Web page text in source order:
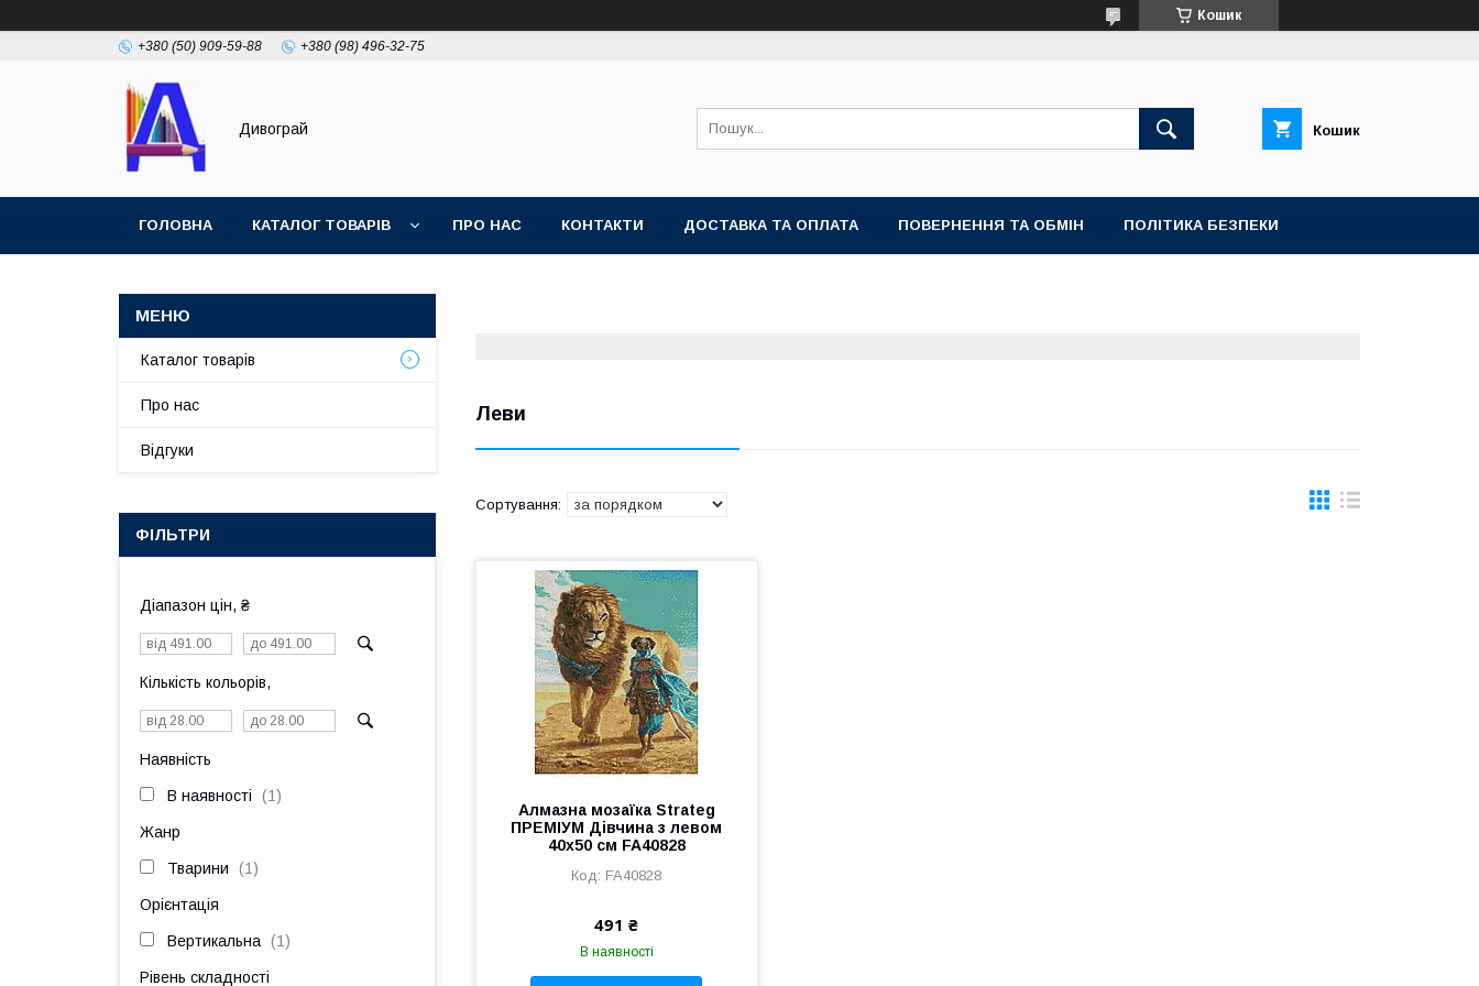
Кошик
+380 (50) 909-59-88 +380 (98) 496-32-75
Дивограй Кошик
ГОЛОВНА КАТАЛОГ ТОВАРІВ ПРО НАС КОНТАКТИ ДОСТАВКА ТА ОПЛАТА ПОВЕРНЕННЯ ТА ОБМІН ПОЛІТИКА БЕЗПЕКИ
Леви
Алмазна мозаїка Strateg
ПРЕМІУМ Дівчина з левом
40х50 см FA40828
FA40828
491 ₴
В наявності
Каталог товарів
Про нас
Відгуки
ФІЛЬТРИ
Діапазон цін, ₴
Кількість кольорів,
Наявність
В наявності 1
Жанр
Тварини 1
Орієнтація
Вертикальна 1
Рівень складності